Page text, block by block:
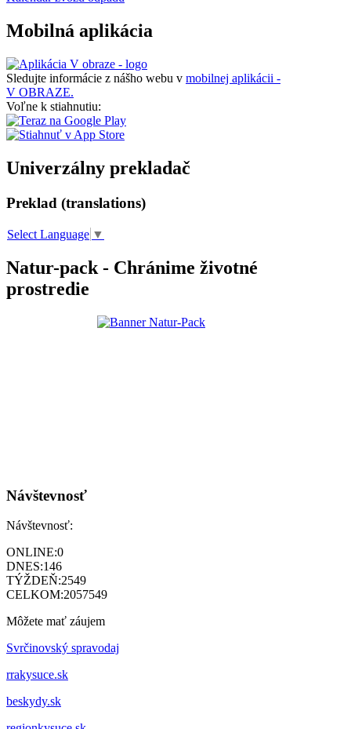
Mobilná aplikácia
Sledujte informácie z nášho webu v mobilnej aplikácii -
V OBRAZE.
Voľne k stiahnutiu:
Univerzálny prekladač
Preklad (translations)
Select Language ▼
Natur-pack - Chránime životné
prostredie
Návštevnosť
Návštevnosť:
ONLINE:0
DNES:146
TÝŽDEŇ:2549
CELKOM:2057549
Môžete mať záujem
Svrčinovský spravodaj
rrakysuce.sk
beskydy.sk